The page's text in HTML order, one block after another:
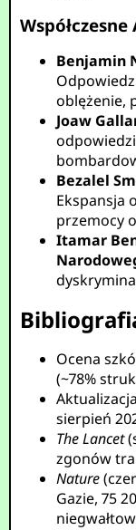
Benjamin
oblężenie,
Joaw
Bezalel
Ekspansja
przemocy
Itamar
Ocena
(~78%
sierpień
The Lancet
zgonów
Nature
Gazie, 75